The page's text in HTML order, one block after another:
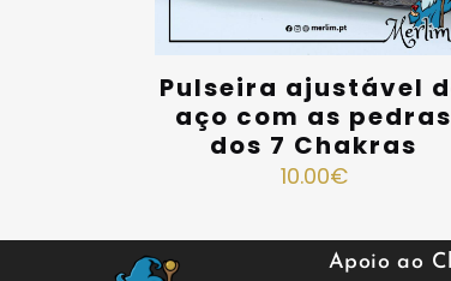
Pulseira ajustável
aço com as pedras
dos 7 Chakras
10.00€
Apoio ao